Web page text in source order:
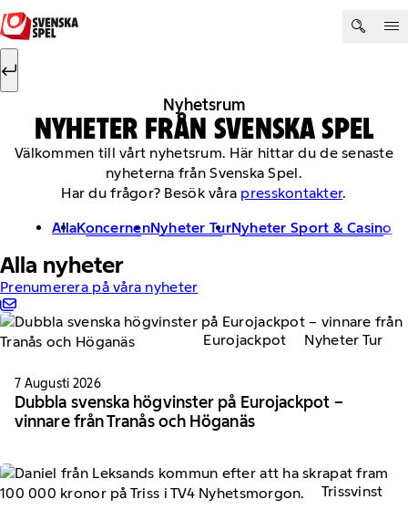
Hoppa till innehåll
Sök efter:
Nyhetsrum
NYHETER FRÅN SVENSKA SPEL
Välkommen till vårt nyhetsrum. Här hittar du de senaste
nyheterna från Svenska Spel.
Har du frågor? Besök våra presskontakter.
AllaKoncernenNyheter TurNyheter Sport & Casino
Alla nyheter
Prenumerera på våra nyheter
Eurojackpot Nyheter Tur
7 Augusti 2026
Dubbla svenska högvinster på Eurojackpot –
vinnare från Tranås och Höganäs
Trissvinst